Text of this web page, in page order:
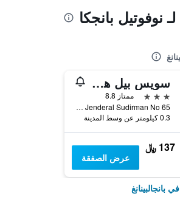
نوفوتيل بانجكا
سويس بيل هوتل بانكال بينانج
3 نجوم
ممتاز 8.8
Jl Jenderal Sudirman No 65, بانجالبينانغ, إندونيسيا
0.3 كيلومتر عن وسط المدينة
137 ﷼
عرض الصفقة